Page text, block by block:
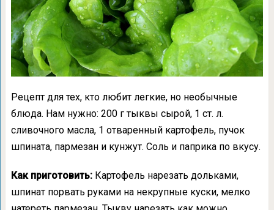
Рецепт для тех, кто любит легкие, но необычные
блюда. Нам нужно: 200 г тыквы сырой, 1 ст. л.
сливочного масла, 1 отваренный картофель, пучок
шпината, пармезан и кунжут. Соль и паприка по вкусу.
Как приготовить:Картофель нарезать дольками,
шпинат порвать руками на некрупные куски, мелко